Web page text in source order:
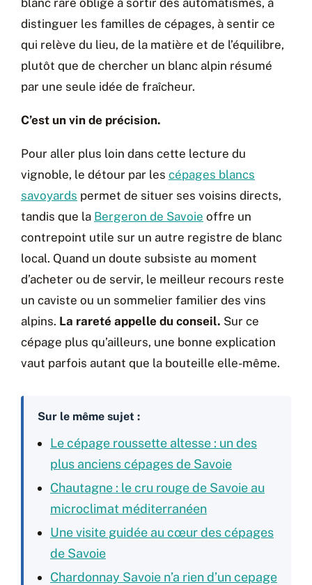
distinguer les familles de cépages, à sentir ce
qui relève du lieu, de la matière et de l’équilibre,
plutôt que de chercher un blanc alpin résumé
par une seule idée de fraîcheur.
C’est un vin de précision.
Pour aller plus loin dans cette lecture du
vignoble, le détour par les cépages blancs
savoyards permet de situer ses voisins directs,
tandis que la Bergeron de Savoie offre un
contrepoint utile sur un autre registre de blanc
local. Quand un doute subsiste au moment
d’acheter ou de servir, le meilleur recours reste
un caviste ou un sommelier familier des vins
alpins. La rareté appelle du conseil. Sur ce
cépage plus qu’ailleurs, une bonne explication
vaut parfois autant que la bouteille elle-même.
Sur le même sujet :
Le cépage roussette altesse : un des
plus anciens cépages de Savoie
Chautagne : le cru rouge de Savoie au
microclimat méditerranéen
Une visite guidée au cœur des cépages
de Savoie
Chardonnay Savoie n’a rien d’un cepage